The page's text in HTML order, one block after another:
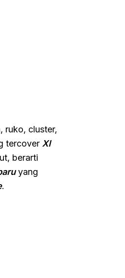
ruko, cluster,
tercover Xl
berarti
yang
.